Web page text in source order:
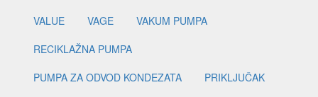
VALUE
VAGE
VAKUM PUMPA
RECIKLAŽNA PUMPA
PUMPA ZA ODVOD KONDEZATA
PRIKLJUČAK